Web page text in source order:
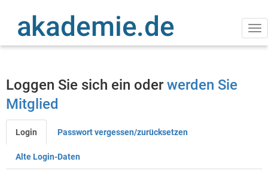
Inhalt
Loggen Sie sich ein oder werden Sie
Mitglied
Primäre
Reiter
Login Passwort vergessen/zurücksetzen
Alte Login-Daten